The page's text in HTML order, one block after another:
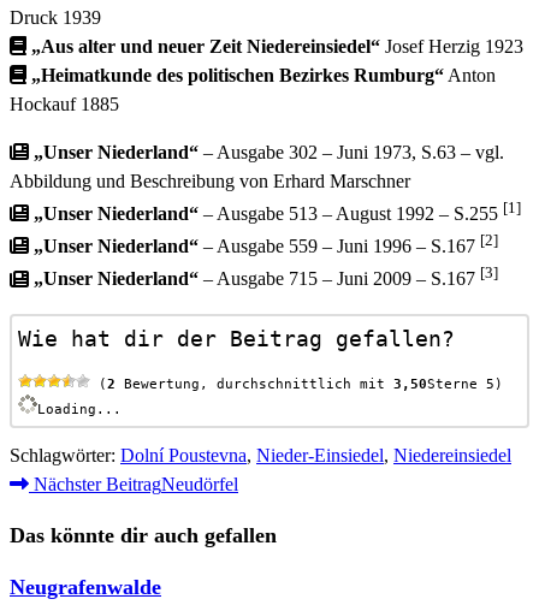
Druck 1939
„Aus alter und neuer Zeit Niedereinsiedel“ Josef Herzig 1923
„Heimatkunde des politischen Bezirkes Rumburg“ Anton
Hockauf 1885
„Unser Niederland“ – Ausgabe 302 – Juni 1973, S.63 – vgl.
Abbildung und Beschreibung von Erhard Marschner
„Unser Niederland“ – Ausgabe 513 – August 1992 – S.255 [1]
„Unser Niederland“ – Ausgabe 559 – Juni 1996 – S.167 [2]
„Unser Niederland“ – Ausgabe 715 – Juni 2009 – S.167 [3]
Wie hat dir der Beitrag gefallen?
(2 Bewertung, durchschnittlich mit 3,50Sterne 5)
Loading...
Schlagwörter: Dolní Poustevna, Nieder-Einsiedel, Niedereinsiedel
Weitere
Nächster BeitragNeudörfel
Das könnte dir auch gefallen
Neugrafenwalde